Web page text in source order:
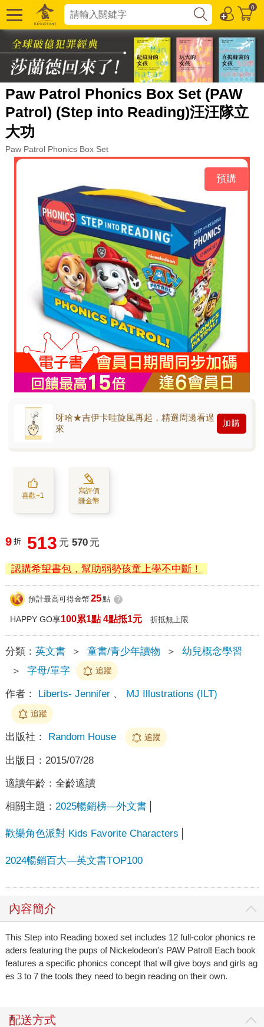
0
Paw Patrol Phonics Box Set (PAW
Patrol) (Step into Reading)汪汪隊立
大功
Paw Patrol Phonics Box Set
預購
呀哈★吉伊卡哇旋風再起，精選周邊看過
來
加購
喜歡+1
寫評價
賺金幣
9 折 513 元 570 元
認購希望書包，幫助弱勢孩童上學不中斷！
預計最高可得金幣 25點 ?
HAPPY GO享100累1點 4點抵1元 折抵無上限
分類： 英文書 ＞ 童書/青少年讀物 ＞
幼兒概念學習
＞
字母/單字 追蹤
作者： Liberts- Jennifer、 MJ Illustrations (ILT)
追蹤
出版社： Random House 追蹤
出版日： 2015/07/28
適讀年齡： 全齡適讀
相關主題： 2025暢銷榜—外文書
歡樂角色派對 Kids Favorite Characters
2024暢銷百大—英文書TOP100
內容簡介
This Step into Reading boxed set includes 12 full-color phonics re
aders featuring the pups of Nickelodeon's PAW Patrol! Each book
features a specific phonics concept that will give boys and girls ag
es 3 to 7 the tools they need to begin reading on their own.
配送方式